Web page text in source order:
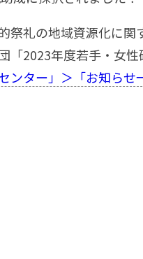
礼の地域資源化に関
2023年度若手・女性
ンター」＞「お知らせ